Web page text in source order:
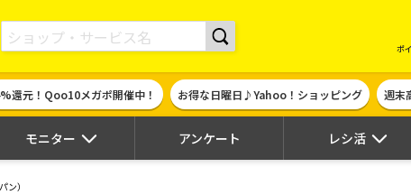
現金やギフト券に交換できるポイントサイト | ハピタス
ポ
還元！Qoo10メガポ開催中！ お得な日曜日♪Yahoo！ショッピング 週末
モニター アンケート レシ活
ン）